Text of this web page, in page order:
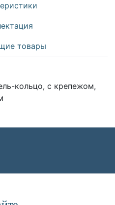
товары
кольцо, с крепежом,